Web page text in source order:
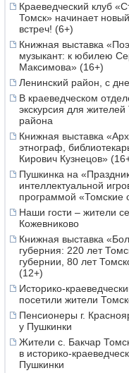
Краеведческий клуб
Томск» начинает
встреч! (6+)
Книжная выставка
музыкант: к юбилею
Максимова» (16+)
Ленинский район, с
В краеведческом
экскурсия для жителей
района
Книжная выставка
этнограф,
Кирович Кузнецов»
Пушкинка на
интеллектуальной
программой «Томские
Наши гости – жители
Кожевниково
Книжная выставка
губерния: 220 лет
губернии, 80 лет
(12+)
Историко-
посетили жители
Пенсионеры г.
у Пушкинки
Жители с. Бакчар
в историко-
Пушкинки